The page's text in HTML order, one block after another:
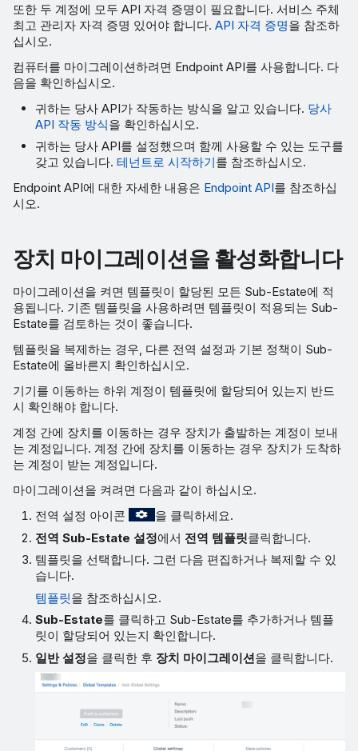
또한 두 계정에 모두 API 자격 증명이 필요합니다. 서비스 주체
최고 관리자 자격 증명 있어야 합니다. API 자격 증명을 참조하
십시오.
컴퓨터를 마이그레이션하려면 Endpoint API를 사용합니다. 다
음을 확인하십시오.
귀하는 당사 API가 작동하는 방식을 알고 있습니다. 당사
API 작동 방식을 확인하십시오.
귀하는 당사 API를 설정했으며 함께 사용할 수 있는 도구를
갖고 있습니다.테넌트로 시작하기를 참조하십시오.
Endpoint API에 대한 자세한 내용은 Endpoint API를 참조하십
시오.
장치 마이그레이션을 활성화합니다
마이그레이션을 켜면 템플릿이 할당된 모든 Sub-Estate에 적
용됩니다. 기존 템플릿을 사용하려면 템플릿이 적용되는 Sub-
Estate를 검토하는 것이 좋습니다.
템플릿을 복제하는 경우, 다른 전역 설정과 기본 정책이 Sub-
Estate에 올바른지 확인하십시오.
기기를 이동하는 하위 계정이 템플릿에 할당되어 있는지 반드
시 확인해야 합니다.
계정 간에 장치를 이동하는 경우 장치가 출발하는 계정이 보내
는 계정입니다. 계정 간에 장치를 이동하는 경우 장치가 도착하
는 계정이 받는 계정입니다.
마이그레이션을 켜려면 다음과 같이 하십시오.
전역 설정 아이콘
을 클릭하세요.
전역 Sub-Estate 설정에서 전역 템플릿클릭합니다.
템플릿을 선택합니다. 그런 다음 편집하거나 복제할 수 있
습니다.
템플릿을 참조하십시오.
Sub-Estate를 클릭하고 Sub-Estate를 추가하거나 템플
릿이 할당되어 있는지 확인합니다.
일반 설정을 클릭한 후 장치 마이그레이션을 클릭합니다.